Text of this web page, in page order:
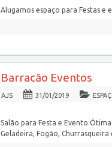
Alugamos espaço para Festas e
Barracão Eventos
AJS 31/01/2019
Salão para Festa e Evento
Geladeira, Fogão, Churrasqueira